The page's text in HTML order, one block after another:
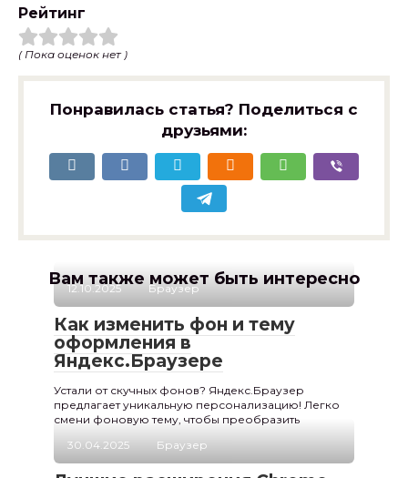
Рейтинг
( Пока оценок нет )
Понравилась статья? Поделиться с
друзьями:
Вам также может быть интересно
12.10.2025 Браузер
Как изменить фон и тему
оформления в
Яндекс.Браузере
Устали от скучных фонов? Яндекс.Браузер
предлагает уникальную персонализацию! Легко
смени фоновую тему, чтобы преобразить
30.04.2025
Браузер